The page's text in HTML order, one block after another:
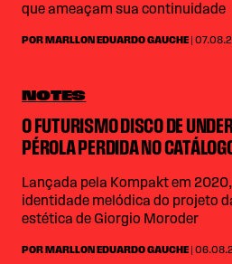
que ameaçam sua continuidade
POR MARLLON EDUARDO GAUCHE |
NOTES
O FUTURISMO DISCO DE
PÉROLA PERDIDA NO
Lançada pela Kompakt em
identidade melódica do projeto
estética de Giorgio Moroder
POR MARLLON EDUARDO GAUCHE |